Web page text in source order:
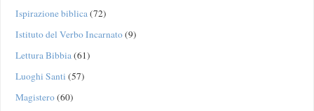
Ispirazione biblica(72)
Istituto del Verbo Incarnato(9)
Lettura Bibbia(61)
Luoghi Santi (57)
Magistero(60)